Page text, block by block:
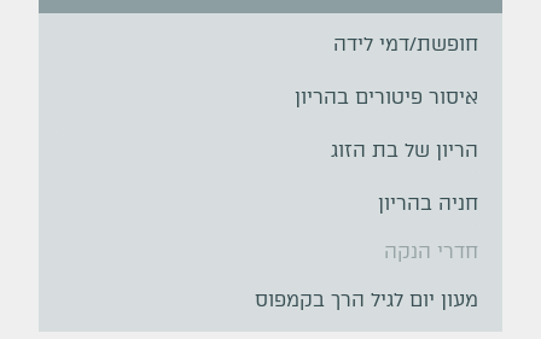
חופשת/דמי לידה
איסור פיטורים בהריון
הריון של בת הזוג
חניה בהריון
חדרי הנקה
מעון יום לגיל הרך בקמפוס